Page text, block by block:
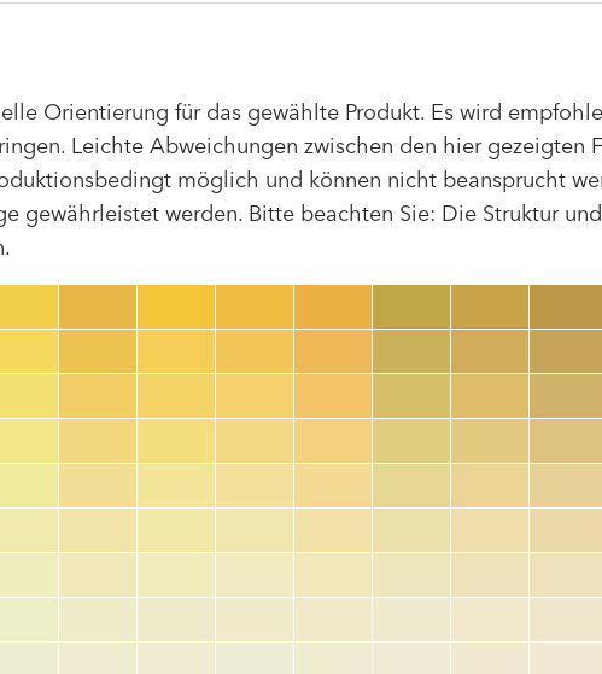
Orientierung für das gewählte Produkt. Es wird
Leichte Abweichungen zwischen den hier gezeigten
möglich und können nicht beansprucht
gewährleistet werden. Bitte beachten Sie: Die Struktur
color_name
HEX:hex_code
HBW:hbw_code